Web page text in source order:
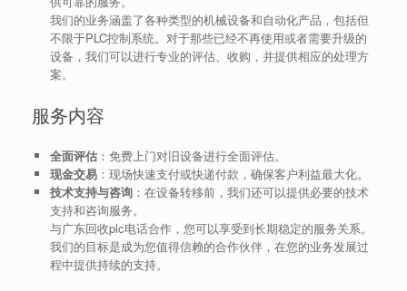
我们的业务涵盖了各种类型的机械设备和自动化产品，包括但
不限于PLC控制系统。对于那些已经不再使用或者需要升级的
设备，我们可以进行专业的评估、收购，并提供相应的处理方
案。
服务内容
全面评估：免费上门对旧设备进行全面评估。
现金交易：现场快速支付或快递付款，确保客户利益最大化。
技术支持与咨询：在设备转移前，我们还可以提供必要的技术
支持和咨询服务。
与广东回收plc电话合作，您可以享受到长期稳定的服务关系。
我们的目标是成为您值得信赖的合作伙伴，在您的业务发展过
程中提供持续的支持。